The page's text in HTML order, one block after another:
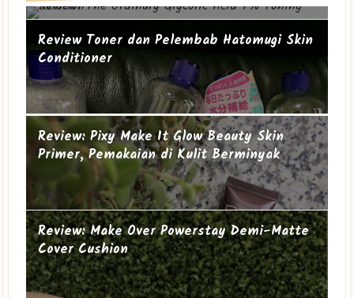
Review: The Ordinary Glycolic Acid 7%
Toning Solution
Review Toner dan Pelembab Hatomugi Skin
Conditioner
Suami-suami Jauh dari Istri
Cucu ke-19
Review: Pixy Make It Glow Beauty Skin
Primer, Pemakaian di Kulit Berminyak
Review: Make Over Powerstay Demi-Matte
Cover Cushion